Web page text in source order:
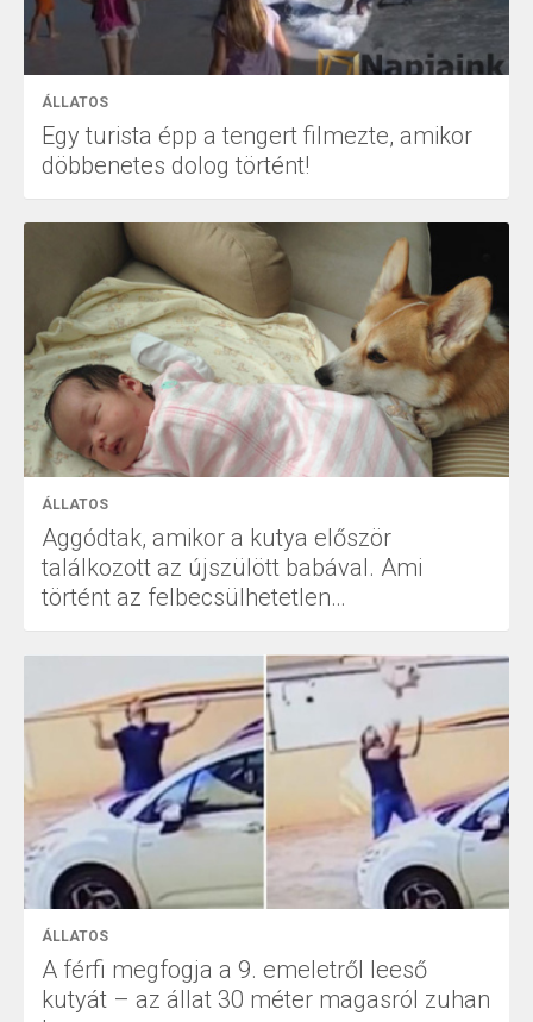
ÁLLATOS
Egy turista épp a tengert filmezte, amikor
döbbenetes dolog történt!
ÁLLATOS
Aggódtak, amikor a kutya először
találkozott az újszülött babával. Ami
történt az felbecsülhetetlen…
ÁLLATOS
A férfi megfogja a 9. emeletről leeső
kutyát – az állat 30 méter magasról zuhan